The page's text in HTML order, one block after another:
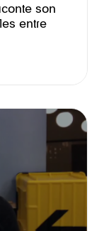
son
entre